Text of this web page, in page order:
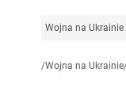
Wojna na Ukrainie
/Wojna na Ukrainie